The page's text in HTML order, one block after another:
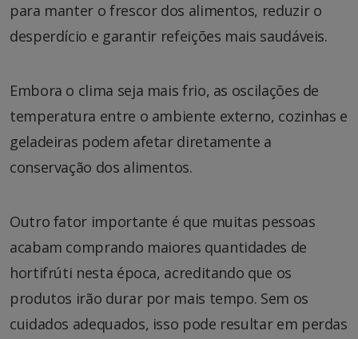
para manter o frescor dos alimentos, reduzir o
desperdício e garantir refeições mais saudáveis.
Embora o clima seja mais frio, as oscilações de
temperatura entre o ambiente externo, cozinhas e
geladeiras podem afetar diretamente a
conservação dos alimentos.
Outro fator importante é que muitas pessoas
acabam comprando maiores quantidades de
hortifrúti nesta época, acreditando que os
produtos irão durar por mais tempo. Sem os
cuidados adequados, isso pode resultar em perdas